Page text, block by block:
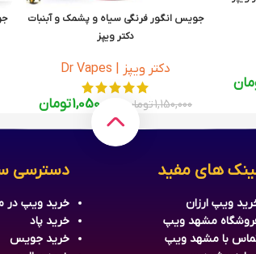
جویس انگور فرنگی سیاه و پشمک و آبنبات
دکتر ویپز
دکتر ویپز | Dr Vapes
1,150,000تومان 1,050,000تومان
های مفید
ویپ ارزان
مشهد ویپ
با مشهد ویپ
دسترسی
خریدویپدر
خریدپاد
خرید جویس